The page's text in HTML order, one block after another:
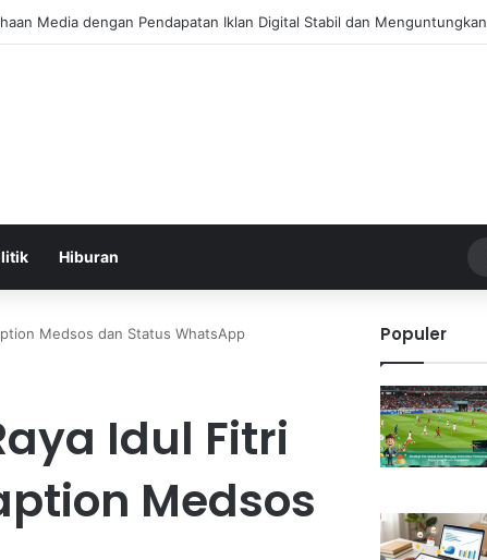
untuk Meningkatkan Pendapatan Berdasarkan Pengalaman Praktis
Hiburan
Medsos dan Status WhatsApp
Idul Fitri
Medsos
Populer